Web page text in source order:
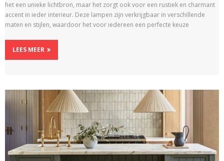
het een unieke lichtbron, maar het zorgt ook voor een rustiek en charmant
accent in ieder interieur. Deze lampen zijn verkrijgbaar in verschillende
maten en stijlen, waardoor het voor iedereen een perfecte keuze
LEES MEER